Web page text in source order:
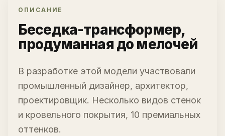
ОПИСАНИЕ
Беседка-трансформер,
продуманная до мелочей
В разработке этой модели участвовали
промышленный дизайнер, архитектор,
проектировщик. Несколько видов стенок
и кровельного покрытия, 10 премиальных
оттенков.